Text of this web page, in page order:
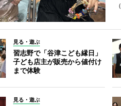
見る・遊ぶ
習志野で「谷津こども縁日」
子ども店主が販売から値付け
まで体験
見る・遊ぶ